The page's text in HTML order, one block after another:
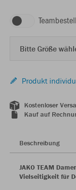
Bitte Größe
Produkt
Kostenloser
Kauf auf
Beschreibung
JAKO TEAM
Vielseitigkeit für